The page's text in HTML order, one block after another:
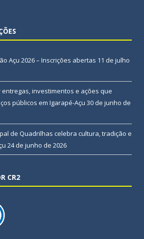
Açu 2026 – Inscrições abertas 11 de julho
investimentos e ações que
públicos em Igarapé-Açu 30 de junho de
de Quadrilhas celebra cultura, tradição e
24 de junho de 2026
CR2